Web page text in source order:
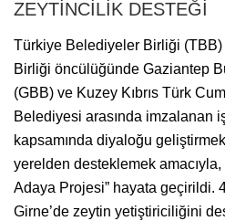
Türkiye Belediyeler Birliği (TBB)
Birliği öncülüğünde Gaziantep
(GBB) ve Kuzey Kıbrıs Türk
Belediyesi arasında imzalanan
kapsamında diyaloğu
yerelden desteklemek amacıyla,
Adaya Projesi” hayata geçirildi.
Girne’de zeytin yetiştiriciliğini